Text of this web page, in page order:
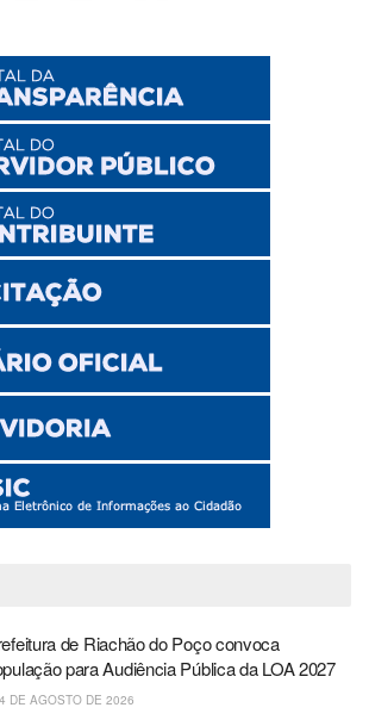
de Riachão do Poço convoca
para Audiência Pública da LOA 2027
4 DE AGOSTO DE 2026